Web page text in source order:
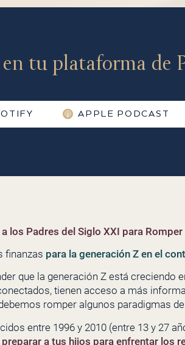
en tu plataforma de
APPLE PODCAST
los Padres del Siglo XXI para
finanzas para la generación Z en el
que la generación Z está creciendo
tienen acceso a más
romper algunos paradigmas
entre 1996 y 2010 (entre 13 y 27
a tus hijos para enfrentar los